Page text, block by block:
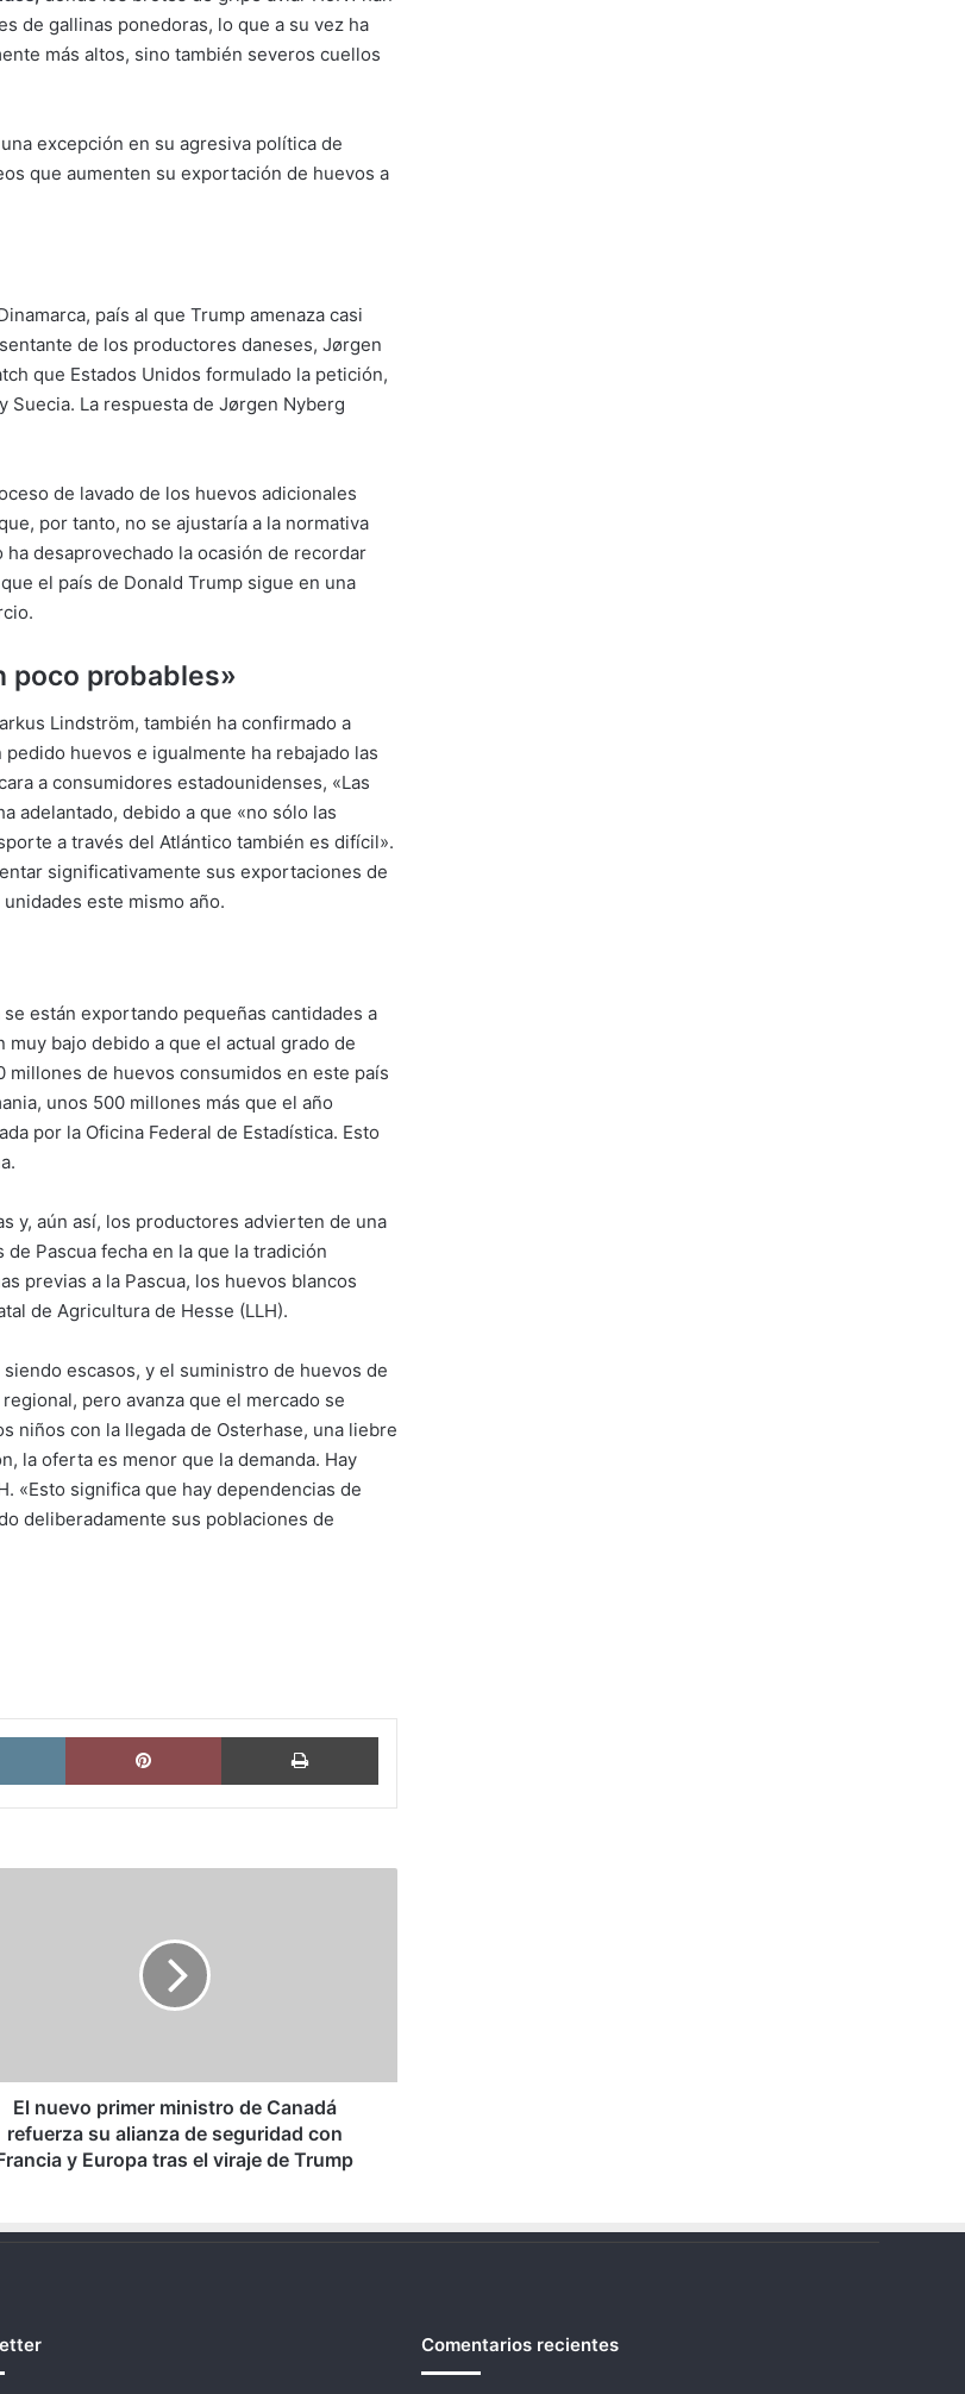
de gallinas ponedoras, lo que a su vez ha
más altos, sino también severos cuellos
excepción en su agresiva política de
que aumenten su exportación de huevos a
país al que Trump amenaza casi
de los productores daneses, Jørgen
que Estados Unidos formulado la petición,
Suecia. La respuesta de Jørgen Nyberg
de lavado de los huevos adicionales
por tanto, no se ajustaría a la normativa
desaprovechado la ocasión de recordar
el país de Donald Trump sigue en una
poco probables»
Lindström, también ha confirmado a
huevos e igualmente ha rebajado las
a consumidores estadounidenses, «Las
adelantado, debido a que «no sólo las
a través del Atlántico también es difícil».
significativamente sus exportaciones de
este mismo año.
están exportando pequeñas cantidades a
muy bajo debido a que el actual grado de
de huevos consumidos en este país
unos 500 millones más que el año
por la Oficina Federal de Estadística. Esto
y, aún así, los productores advierten de una
Pascua fecha en la que la tradición
previas a la Pascua, los huevos blancos
de Agricultura de Hesse (LLH).
escasos, y el suministro de huevos de
pero avanza que el mercado se
niños con la llegada de Osterhase, una liebre
la oferta es menor que la demanda. Hay
«Esto significa que hay dependencias de
deliberadamente sus poblaciones de
LinkedIn Pinterest Imprimir
El nuevo primer ministro de Canadá
refuerza su alianza de seguridad con
y Europa tras el viraje de Trump
Comentarios recientes